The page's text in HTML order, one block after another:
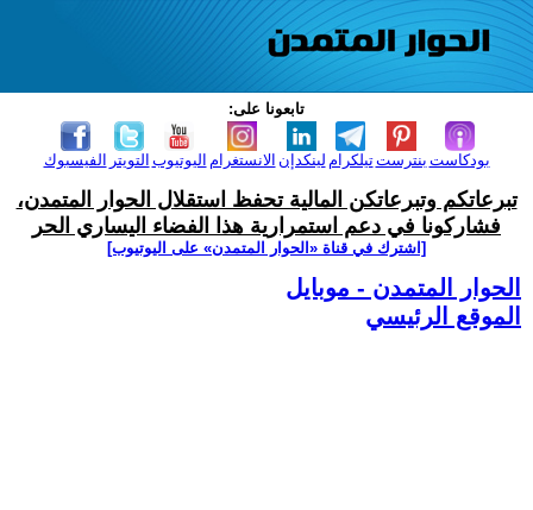
تابعونا على:
الفيسبوك التويتر اليوتيوب الانستغرام لينكدإن تيلكرامبنترست بودكاست
تبرعاتكم وتبرعاتكن المالية تحفظ استقلال الحوار المتمدن،
فشاركونا في دعم استمرارية هذا الفضاء اليساري الحر
[اشترك في قناة ‫«الحوار المتمدن» على اليوتيوب]
الحوار المتمدن - موبايل
الموقع الرئيسي